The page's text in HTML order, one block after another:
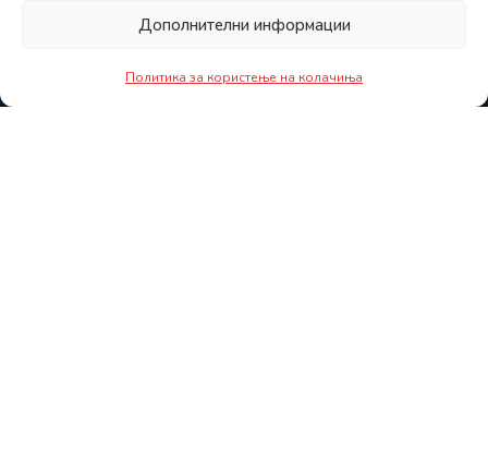
Дополнителни информации
Политика за користење на колачиња